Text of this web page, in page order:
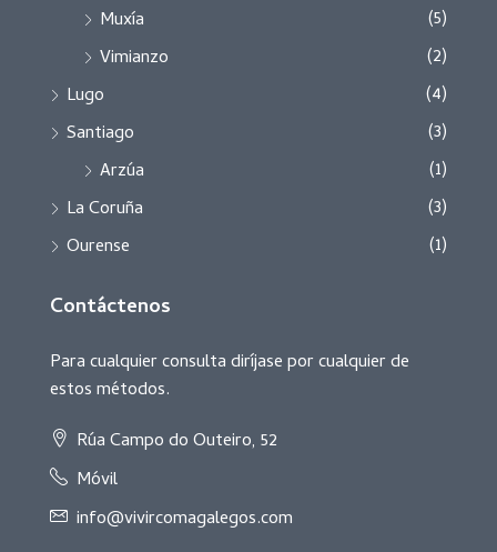
Muxía
(5)
Vimianzo
(2)
Lugo
(4)
Santiago
(3)
Arzúa
(1)
La Coruña
(3)
Ourense
(1)
Contáctenos
Para cualquier consulta diríjase por cualquier de
estos métodos.
Rúa Campo do Outeiro, 52
Móvil
info@vivircomagalegos.com